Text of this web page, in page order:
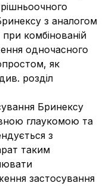
з аналогом
комбінованій
одночасного
як
розділ
Бринексу
глаукомою та
з
таким
застосування